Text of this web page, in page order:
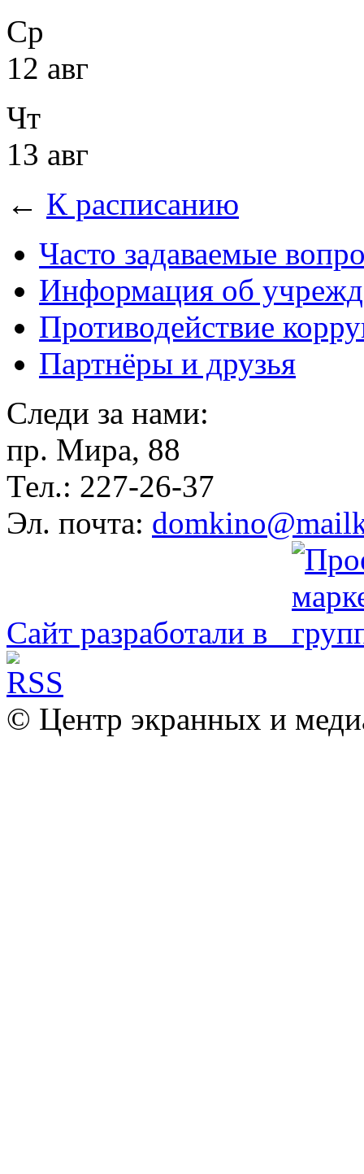
Ср
12 авг
Чт
13 авг
← К расписанию
Часто задаваемые
Информация об
Противодействие
Партнёры и друзья
Следи за нами:
пр. Мира, 88
Тел.: 227-26-37
Эл. почта:
Сайт разработали в
© Центр экранных и